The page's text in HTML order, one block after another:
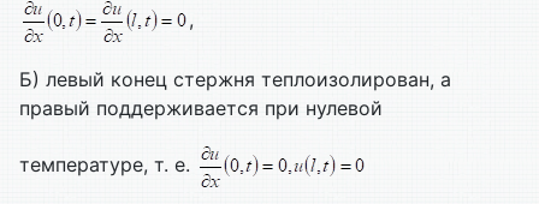
,
Б) левый конец стержня теплоизолирован, а
правый поддерживается при нулевой
температуре, т. е.